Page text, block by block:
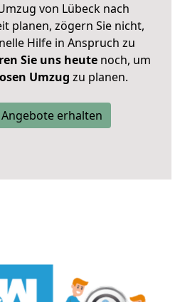
von Lübeck nach
planen, zögern Sie nicht,
Hilfe in Anspruch zu
Sie uns heutenoch, um
Umzug zu planen.
erhalten